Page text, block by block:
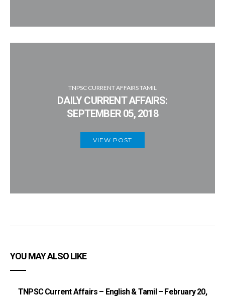
TNPSC CURRENT AFFAIRS TAMIL
DAILY CURRENT AFFAIRS:
SEPTEMBER 05, 2018
VIEW POST
YOU MAY ALSO LIKE
TNPSC Current Affairs – English & Tamil – February 20,